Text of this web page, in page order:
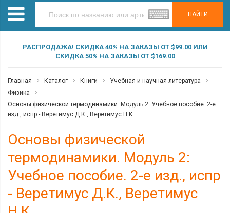
НАЙТИ
РАСПРОДАЖА! СКИДКА 40% НА ЗАКАЗЫ ОТ $99.00 ИЛИ
СКИДКА 50% НА ЗАКАЗЫ ОТ $169.00
Главная Каталог Книги
Учебная и научная литература
Физика
Основы физической термодинамики. Модуль 2: Учебное пособие. 2-е
изд., испр - Веретимус Д.К., Веретимус Н.К.
Основы физической
термодинамики. Модуль 2:
Учебное пособие. 2-е изд., испр
- Веретимус Д.К., Веретимус